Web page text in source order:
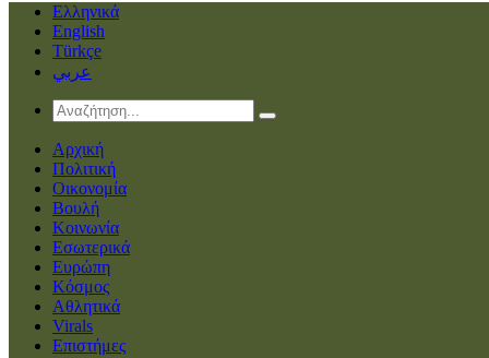
Ελληνικά
English
Türkçe
عربي
Αρχική
Πολιτική
Οικονομία
Βουλή
Κοινωνία
Εσωτερικά
Ευρώπη
Κόσμος
Αθλητικά
Virals
Επιστήμες